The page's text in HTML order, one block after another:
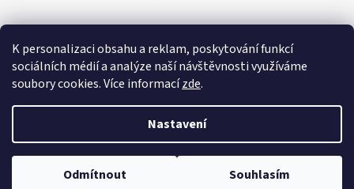
K personalizaci obsahu a reklam, poskytování funkcí
sociálních médií a analýze naší návštěvnosti využíváme
soubory cookies. Více informacízde.
Nastavení
Odmítnout Souhlasím
Přijímáme online platby
Vytvořil Shoptet
Copyright 2026Australian-Wear.cz. Všechna práva